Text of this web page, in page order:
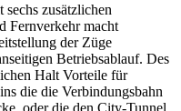
zusätzlichen
Fernverkehr macht
der Züge
Betriebsablauf. Des
Halt Vorteile für
die die Verbindungsbahn
oder die den City-Tunnel